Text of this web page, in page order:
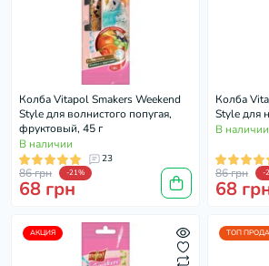
Колба Vitapol Smakers Weekend
Style для волнистого попугая,
фруктовый, 45 г
В наличии
23
86 грн -21%
68 грн
Колба
Style для
В наличии
86 грн -
68
АКЦИЯ ТОП